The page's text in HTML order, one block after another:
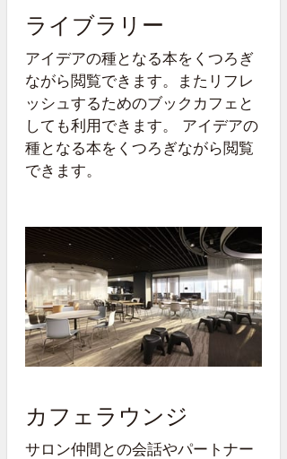
ライブラリー
アイデアの種となる本をくつろぎ
ながら閲覧できます。またリフレ
ッシュするためのブックカフェと
しても利用できます。 アイデアの
種となる本をくつろぎながら閲覧
できます。
カフェラウンジ
サロン仲間との会話やパートナー